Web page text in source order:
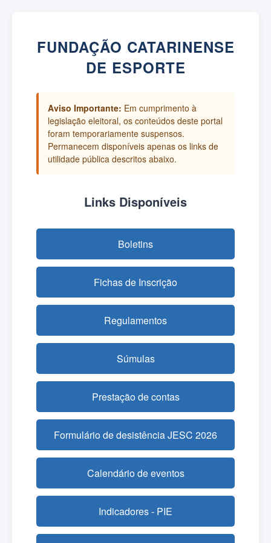
FUNDAÇÃO CATARINENSE
DE ESPORTE
Aviso Importante: Em cumprimento à
legislação eleitoral, os conteúdos deste portal
foram temporariamente suspensos.
Permanecem disponíveis apenas os links de
utilidade pública descritos abaixo.
Links Disponíveis
Boletins
Fichas de Inscrição
Regulamentos
Súmulas
Prestação de contas
Formulário de desistência JESC 2026
Calendário de eventos
Indicadores - PIE